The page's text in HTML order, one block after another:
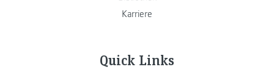
Karriere
Quick Links